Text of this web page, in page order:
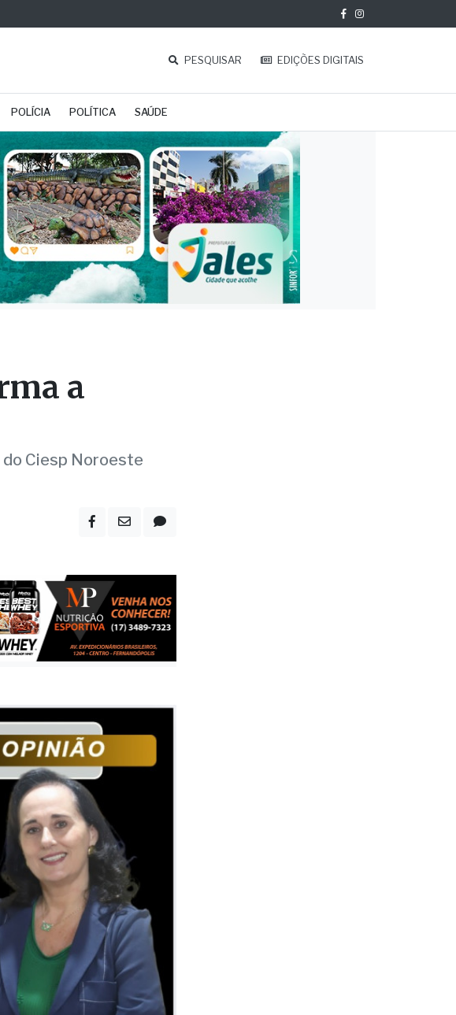
PESQUISAR EDIÇÕES DIGITAIS
POLÍCIA POLÍTICA SAÚDE
Ciesp Noroeste